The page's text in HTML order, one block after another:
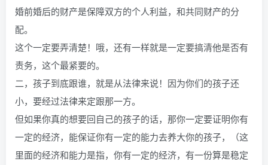
婚前婚后的财产是保障双方的个人利益，和共同财产的分
配。
这个一定要弄清楚！哦，还有一样就是一定要搞清他是否有
责务，这个最紧要的。
二，孩子到底跟谁，就是从法律来说！因为你们的孩子还
小，要经过法律来定跟那一方。
但如果你真的想要回自己的孩子的话，那你一定要证明你有
一定的经济，能保证你有一定的能力去养大你的孩子，（这
里面的经济和能力是指，你有一定的经济，有一份算是稳定